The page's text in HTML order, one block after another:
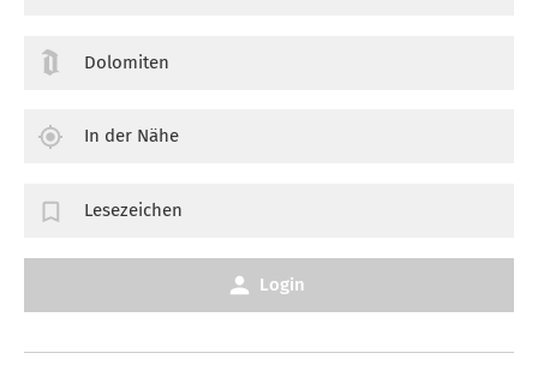
Dolomiten
In der Nähe
Lesezeichen
Login